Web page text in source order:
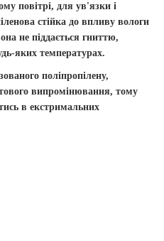
повітрі, для ув'язки і
стійка до впливу вологи
не піддається гниттю,
яких температурах.
поліпропілену,
випромінювання, тому
в екстримальних